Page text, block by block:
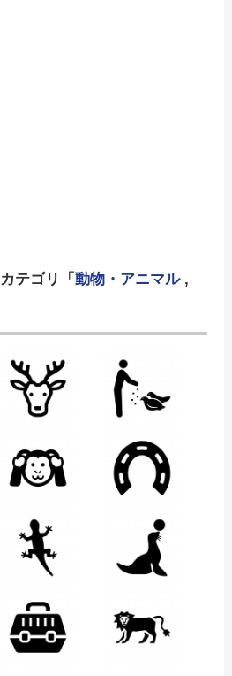
テゴリ「 動物・アニマル,